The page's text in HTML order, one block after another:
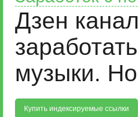
Дзен
музыки.
Купить индексируемые ссылки